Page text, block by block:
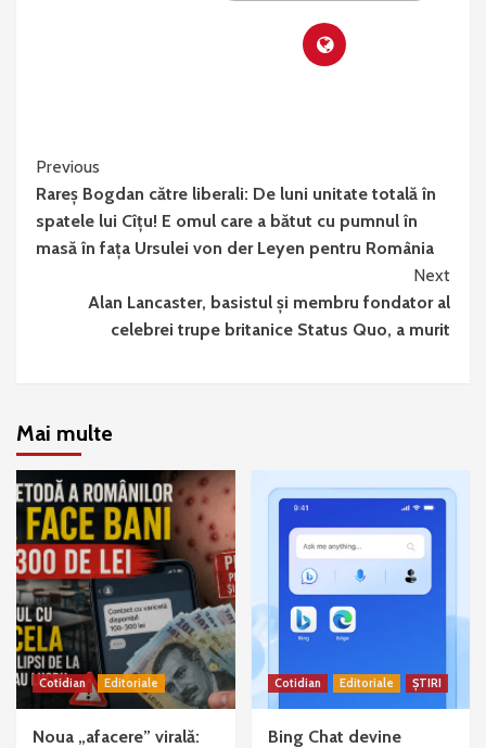
Continue
Reading
Previous
Rareș Bogdan către liberali: De luni unitate totală în
spatele lui Cîțu! E omul care a bătut cu pumnul în
masă în fața Ursulei von der Leyen pentru România
Next
Alan Lancaster, basistul și membru fondator al
celebrei trupe britanice Status Quo, a murit
Mai multe
Cotidian Editoriale
Noua „afacere” virală:
Cotidian Editoriale ȘTIRI
Bing Chat devine